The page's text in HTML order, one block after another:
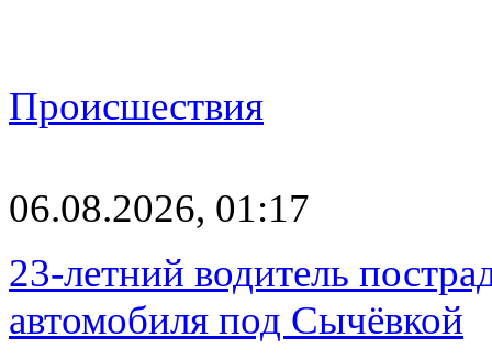
Происшествия
06.08.2026, 01:17
23-летний водитель
автомобиля под Сычёвкой